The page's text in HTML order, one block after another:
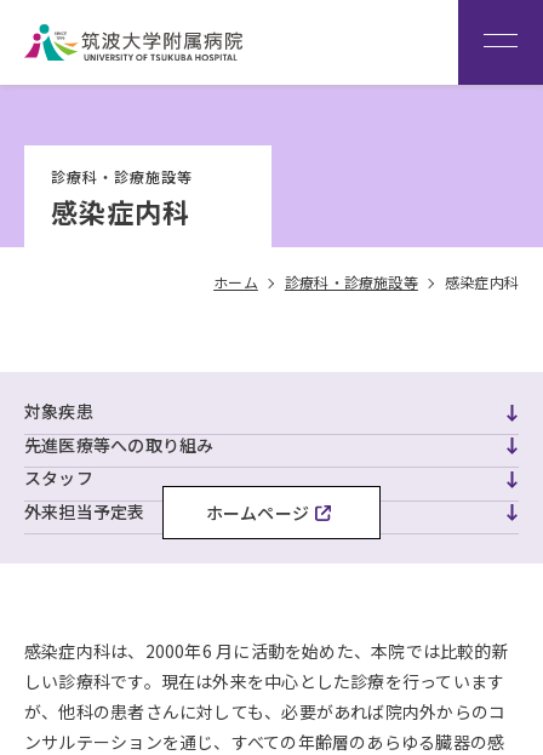
患者さん専用回線
（※本院は全科予約制です）
Language
診療科・診療施設等
感染症内科
ホーム 診療科・診療施設等 感染症内科
対象疾患
先進医療等への取り組み
スタッフ
外来担当予定表
ホームページ
感染症内科は、2000年6 月に活動を始めた、本院では比較的新
しい診療科です。現在は外来を中心とした診療を行っています
が、他科の患者さんに対しても、必要があれば院内外からのコ
ンサルテーションを通じ、すべての年齢層のあらゆる臓器の感